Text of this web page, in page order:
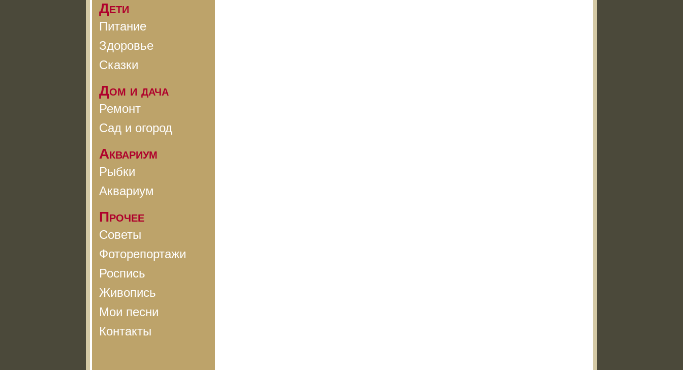
Дети
Питание
Здоровье
Сказки
Дом и дача
Ремонт
Сад и огород
Аквариум
Рыбки
Аквариум
Прочее
Советы
Фоторепортажи
Роспись
Живопись
Мои песни
Контакты